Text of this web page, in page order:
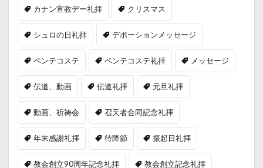
カナン宣教デー礼拝 クリスマス
シュロの日礼拝 デボーションメッセージ
ペンテコステ ペンテコステ礼拝 メッセージ
伝道、動画 伝道礼拝 元旦礼拝
動画、祈祷会 召天者合同記念礼拝
年末感謝礼拝 待降節 振起日礼拝
教会創立90周年記念礼拝 教会創立記念礼拝